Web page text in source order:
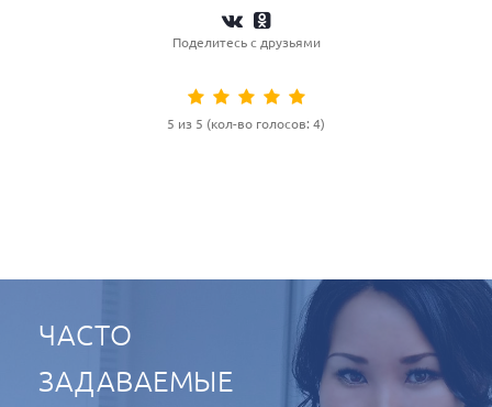
Поделитесь с друзьями
5 из 5 (кол-во голосов: 4)
ЧАСТО
ЗАДАВАЕМЫЕ